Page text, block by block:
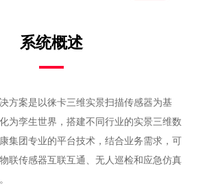
系统概述
方案是以徕卡三维实景扫描传感器为基
为孪生世界，搭建不同行业的实景三维数
集团专业的平台技术，结合业务需求，可
联传感器互联互通、无人巡检和应急仿真